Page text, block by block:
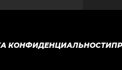
КОНФИДЕНЦИАЛЬНОСТИ